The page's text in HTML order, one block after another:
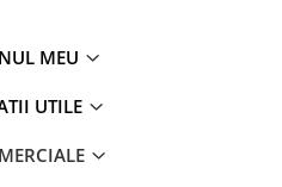
MEU
UTILE